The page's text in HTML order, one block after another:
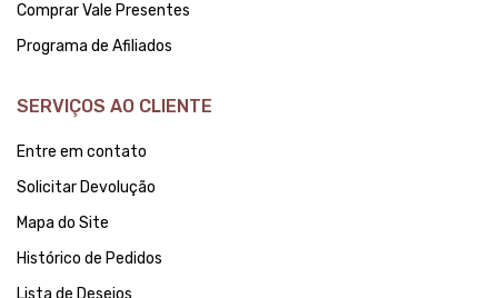
Comprar Vale Presentes
Programa de Afiliados
SERVIÇOS AO CLIENTE
Entre em contato
Solicitar Devolução
Mapa do Site
Histórico de Pedidos
Lista de Desejos